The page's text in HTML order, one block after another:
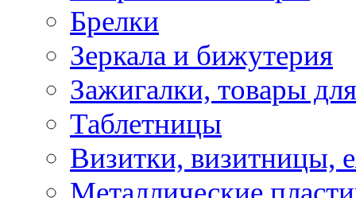
Брелки
Зеркала и бижутерия
Зажигалки, товары
Таблетницы
Визитки, визитницы,